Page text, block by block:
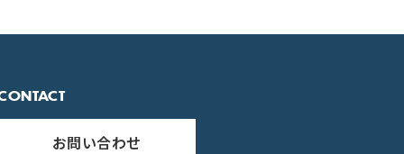
お問い合わせ